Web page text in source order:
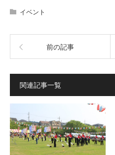
イベント
前の記事
関連記事一覧